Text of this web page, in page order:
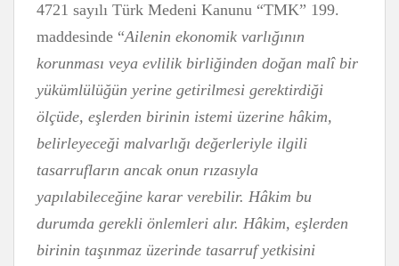
4721 sayılı Türk Medeni Kanunu “TMK” 199.
maddesinde “Ailenin ekonomik varlığının
korunması veya evlilik birliğinden doğan malî bir
yükümlülüğün yerine getirilmesi gerektirdiği
ölçüde, eşlerden birinin istemi üzerine hâkim,
belirleyeceği malvarlığı değerleriyle ilgili
tasarrufların ancak onun rızasıyla
yapılabileceğine karar verebilir. Hâkim bu
durumda gerekli önlemleri alır. Hâkim, eşlerden
birinin taşınmaz üzerinde tasarruf yetkisini